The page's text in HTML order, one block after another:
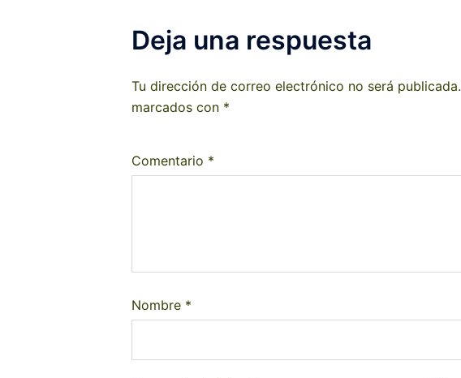
Deja una respuesta
Tu dirección de correo electrónico no será publicada.
marcados con *
Comentario *
Nombre *